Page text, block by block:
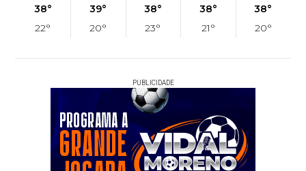
38°
22°
39°
20°
38°
23°
38°
21°
38°
20°
PUBLICIDADE